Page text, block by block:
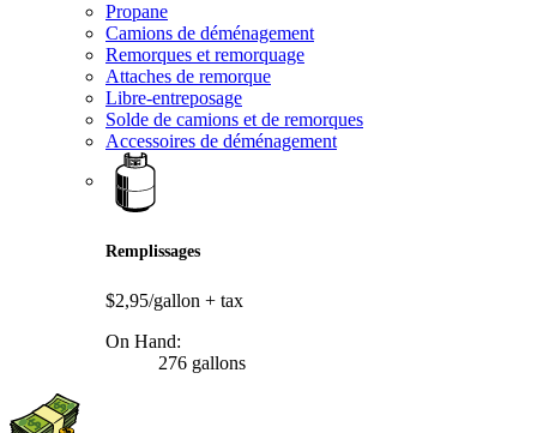
Propane
Camions de déménagement
Remorques et remorquage
Attaches de remorque
Libre-entreposage
Solde de camions et de remorques
Accessoires de déménagement
Remplissages
$2,95/gallon + tax
On Hand:
276 gallons